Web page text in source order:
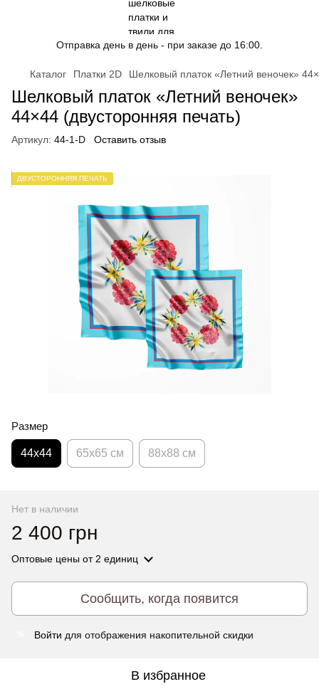
Отправка день в день - при заказе до 16:00.
Каталог Платки 2D Шелковый платок «Летний веночек»
Шелковый платок «Летний веночек»
44×44 (двусторонняя печать)
Артикул: 44-1-D Оставить отзыв
ДВУСТОРОННЯЯ ПЕЧАТЬ
Размер
44х44 65x65 см 88x88 см
Нет в наличии
2 400 грн
Оптовые цены от 2 единиц
Сообщить, когда появится
Войти для отображения накопительной скидки
В избранное